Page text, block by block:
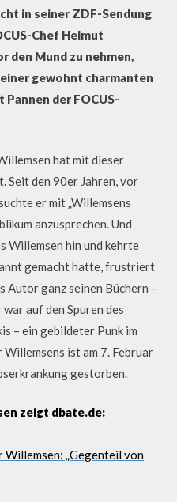
in seiner ZDF-Sendung
Chef Helmut
den Mund zu nehmen,
gewohnt charmanten
der FOCUS-
hat mit dieser
Seit den 90er Jahren, vor
er mit „Willemsens
anzusprechen. Und
Willemsen hin und kehrte
gemacht hatte, frustriert
Autor ganz seinen Büchern –
auf den Spuren des
– ein gebildeter Punk im
ist am 7. Februar
gestorben.
zeigt dbate.de:
Willemsen: „Gegenteil von